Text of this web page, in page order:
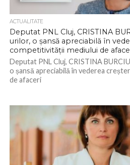
ACTUALITATE
Deputat PNL Cluj, CRISTINA
urilor, o șansă apreciabilă în
competitivității mediului de
Deputat PNL Cluj, CRISTINA
o șansă apreciabilă în vederea
de afaceri